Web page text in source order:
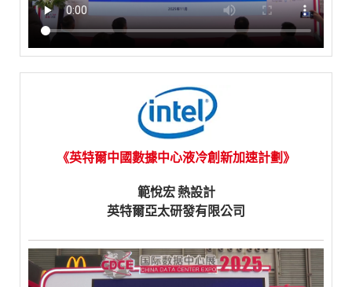
《英特爾中國數據中心液冷創新加速計劃》
範悅宏 熱設計
英特爾亞太研發有限公司